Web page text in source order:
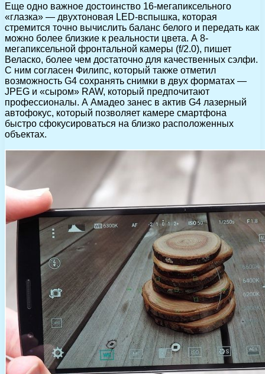
Еще одно важное достоинство 16-мегапиксельного
«глазка» — двухтоновая LED-вспышка, которая
стремится точно вычислить баланс белого и передать как
можно более близкие к реальности цвета. А 8-
мегапиксельной фронтальной камеры (f/2.0), пишет
Веласко, более чем достаточно для качественных сэлфи.
С ним согласен Филипс, который также отметил
возможность G4 сохранять снимки в двух форматах —
JPEG и «сыром» RAW, который предпочитают
профессионалы. А Амадео занес в актив G4 лазерный
автофокус, который позволяет камере смартфона
быстро сфокусироваться на близко расположенных
объектах.